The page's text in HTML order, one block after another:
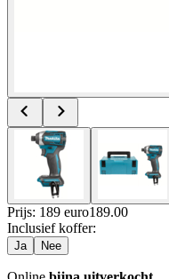
Prijs: 189 euro189.00
Inclusief koffer:
Ja Nee